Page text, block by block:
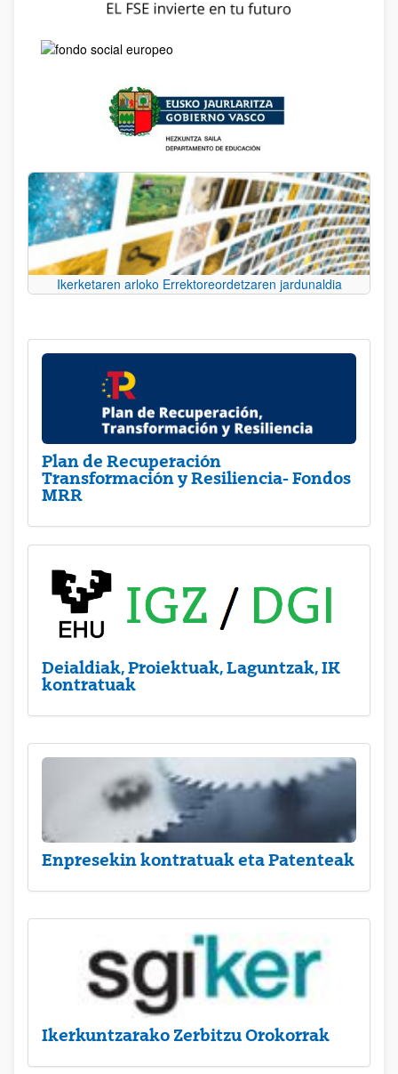
Ikerketaren arloko Errektoreordetzaren jardunaldia
Plan de Recuperación
Transformación y Resiliencia- Fondos
MRR
Deialdiak, Proiektuak, Laguntzak, IK
kontratuak
Enpresekin kontratuak eta Patenteak
Ikerkuntzarako Zerbitzu Orokorrak